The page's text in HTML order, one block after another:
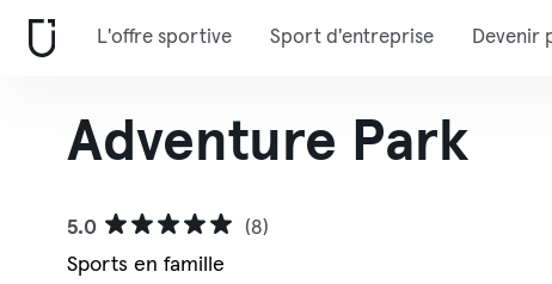
L'offre sportive Sport d'entreprise Devenir
Adventure Park
5.0
(8)
Sports en famille